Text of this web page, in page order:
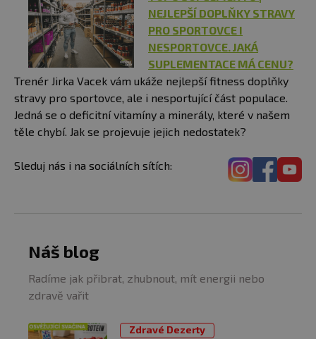
NEJLEPŠÍ DOPLŇKY STRAVY
PRO SPORTOVCE I
NESPORTOVCE. JAKÁ
SUPLEMENTACE MÁ CENU?
Trenér Jirka Vacek vám ukáže nejlepší fitness doplňky
stravy pro sportovce, ale i nesportující část populace.
Jedná se o deficitní vitamíny a minerály, které v našem
těle chybí. Jak se projevuje jejich nedostatek?
Sleduj nás i na sociálních sítích:
Náš blog
Radíme jak přibrat, zhubnout, mít energii nebo
zdravě vařit
Zdravé Dezerty